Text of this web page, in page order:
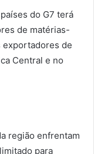
do G7 terá
de matérias-
exportadores de
Central e no
região enfrentam
para